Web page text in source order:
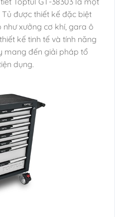
được thiết kế đặc biệt
xưởng cơ khí, gara ô
kế tinh tế và tính năng
mang đến giải pháp tổ
dụng.